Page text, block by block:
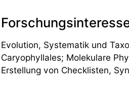
Evolution, Systematik und
Caryophyllales; Molekulare
Erstellung von Checklisten,